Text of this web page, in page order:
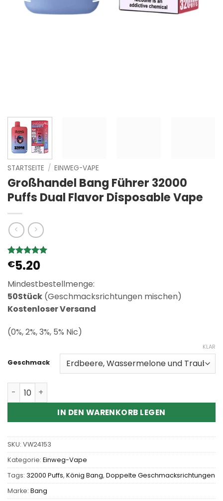
STARTSEITE / EINWEG-VAPE
Großhandel Bang Führer 32000
Puffs Dual Flavor Disposable Vape
Bewertet
mit5von
auf
1
Kundenbewertung
€5.20
Mindestbestellmenge:
50Stück (Geschmacksrichtungen mischen)
Kostenloser Versand
(0%, 2%, 3%, 5% Nic)
Geschmack
KLAR
Wholesale Bang Leader 32000 Puffs Dual Flavor
IN DEN WARENKORB LEGEN
SKU: VW24153
Kategorie: Einweg-Vape
Tags: 32000 Puffs, König Bang, Doppelte Geschmacksrichtungen
Marke: Bang